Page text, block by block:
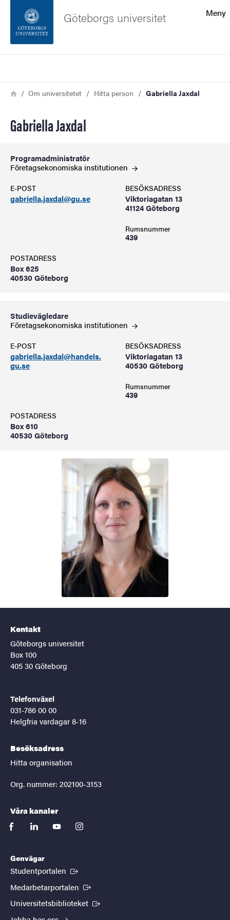
Sidfoten
Meny
Göteborgs universitet
Länkstig
HemOm universitetet Hitta person Gabriella Jaxdal
Gabriella Jaxdal
Programadministratör
Företagsekonomiska institutionen
E-POST
gabriella.jaxdal@gu.se
BESÖKSADRESS
Viktoriagatan 13
41124 Göteborg
Rumsnummer
439
POSTADRESS
Box 625
40530 Göteborg
Studievägledare
Företagsekonomiska institutionen
E-POST
gabriella.jaxdal@handels.
gu.se
BESÖKSADRESS
Viktoriagatan 13
40530 Göteborg
Rumsnummer
439
POSTADRESS
Box 610
40530 Göteborg
Kontakt
Göteborgs universitet
Box 100
405 30 Göteborg
Telefonväxel
031-786 00 00
Helgfria vardagar 8-16
Besöksadress
Hitta organisation
Org. nummer: 202100-3153
Våra kanaler
facebooklinkedinyoutubeinstagram
Genvägar
Studentportalen (Extern länk)
Medarbetarportalen (Extern länk)
Universitetsbiblioteket (Extern länk)